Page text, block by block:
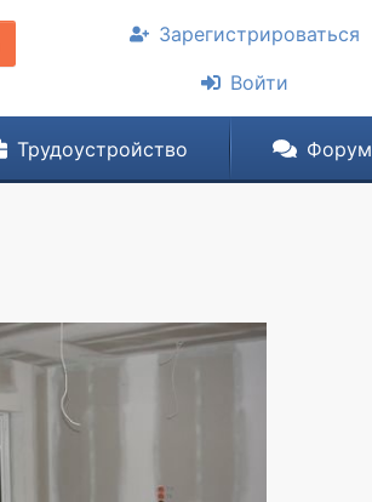
Зарегистрироваться
Войти
Трудоустройство Форум